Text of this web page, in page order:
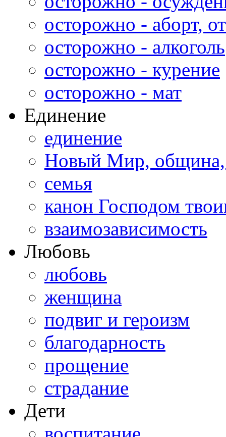
осторожно - аборт,
осторожно - алкоголь
осторожно - курение
осторожно - мат
Единение
единение
Новый Мир,
семья
канон Господом
взаимозависимость
Любовь
любовь
женщина
подвиг и героизм
благодарность
прощение
страдание
Дети